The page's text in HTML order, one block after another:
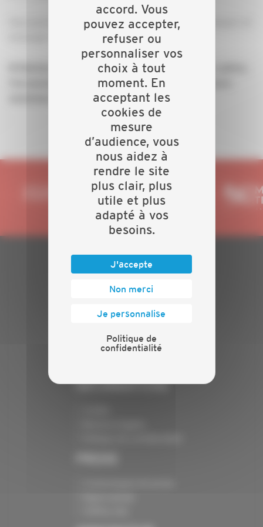
Vous pourrez découvrir plusieurs modèles, les essayer et
échanger directement avec les équipes Wurth.
N’hésitez pas à faire un tour dans le shop de Ludres,
l’occasion de découvrir leurs nouveautés et leurs
PLAN DU SITE
Evénements
Nos batailles
Nos services
INFORMATIONS
accord. Vous
pouvez accepter,
refuser ou
personnaliser vos
choix à tout
moment. En
acceptant les
cookies de
mesure
d’audience, vous
nous aidez à
rendre le site
plus clair, plus
utile et plus
adapté à vos
besoins.
J'accepte
Non merci
Je personnalise
Politique de
confidentialité